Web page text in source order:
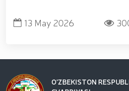
13 May 2026
O'ZBEKISTON